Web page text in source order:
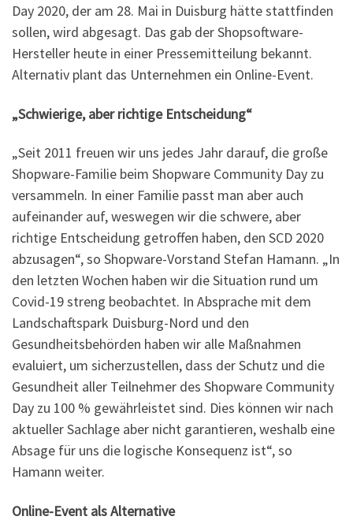
Day 2020, der am 28. Mai in Duisburg hätte stattfinden
sollen, wird abgesagt. Das gab der Shopsoftware-
Hersteller heute in einer Pressemitteilung bekannt.
Alternativ plant das Unternehmen ein Online-Event.
„Schwierige, aber richtige Entscheidung“
„Seit 2011 freuen wir uns jedes Jahr darauf, die große
Shopware-Familie beim Shopware Community Day zu
versammeln. In einer Familie passt man aber auch
aufeinander auf, weswegen wir die schwere, aber
richtige Entscheidung getroffen haben, den SCD 2020
abzusagen“, so Shopware-Vorstand Stefan Hamann. „In
den letzten Wochen haben wir die Situation rund um
Covid-19 streng beobachtet. In Absprache mit dem
Landschaftspark Duisburg-Nord und den
Gesundheitsbehörden haben wir alle Maßnahmen
evaluiert, um sicherzustellen, dass der Schutz und die
Gesundheit aller Teilnehmer des Shopware Community
Day zu 100 % gewährleistet sind. Dies können wir nach
aktueller Sachlage aber nicht garantieren, weshalb eine
Absage für uns die logische Konsequenz ist“, so
Hamann weiter.
Online-Event als Alternative